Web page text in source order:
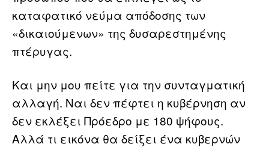
καταφατικό νεύμα απόδοσης των
«δικαιούμενων» της δυσαρεστημένης
πτέρυγας.
Και μην μου πείτε για την συνταγματική
αλλαγή. Ναι δεν πέφτει η κυβέρνηση αν
δεν εκλέξει Πρόεδρο με 180 ψήφους.
Αλλά τι εικόνα θα δείξει ένα κυβερνών